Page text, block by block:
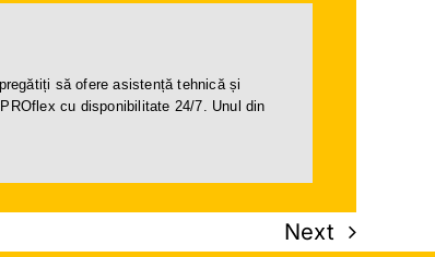
să ofere asistență tehnică și
cu disponibilitate 24/7. Unul din
Next